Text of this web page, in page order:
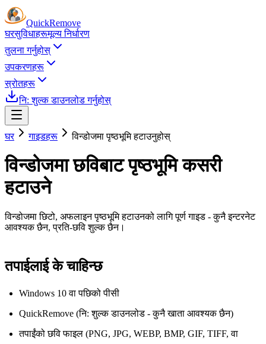
QuickRemove
घरसुविधाहरूमूल्य निर्धारण
तुलना गर्नुहोस्
उपकरणहरू
स्रोतहरू
नि: शुल्क डाउनलोड गर्नुहोस्
घर गाइडहरू विन्डोजमा पृष्ठभूमि हटाउनुहोस्
विन्डोजमा छविबाट पृष्ठभूमि कसरी
हटाउने
विन्डोजमा छिटो, अफलाइन पृष्ठभूमि हटाउनको लागि पूर्ण गाइड - कुनै इन्टरनेट
आवश्यक छैन, प्रति-छवि शुल्क छैन।
तपाईलाई के चाहिन्छ
Windows 10 वा पछिको पीसी
QuickRemove (नि: शुल्क डाउनलोड - कुनै खाता आवश्यक छैन)
तपाईंको छवि फाइल (PNG, JPG, WEBP, BMP, GIF, TIFF, वा